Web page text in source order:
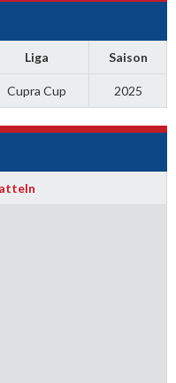
Liga Saison
Cupra Cup 2025